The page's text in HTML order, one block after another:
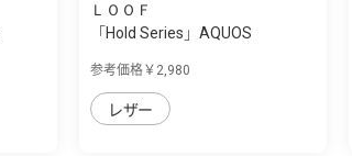
ＬＯＯＦ
「Hold Series」AQUOS
参考価格￥2,980
レザー